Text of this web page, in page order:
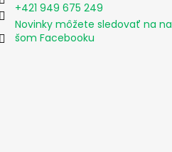
+421 949 675 249
Novinky môžete sledovať na na
šom Facebooku